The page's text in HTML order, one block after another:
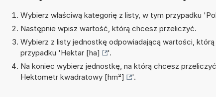
Wybierz właściwą kategorię z listy, w tym przypadku '
Następnie wpisz wartość, którą chcesz przeliczyć.
Wybierz z listy jednostkę odpowiadającą wartości,
przypadku 'Hektar [ha]
'.
Na koniec wybierz jednostkę, na którą chcesz
Hektometr kwadratowy [hm²]
'.